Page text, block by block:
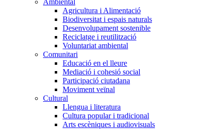
Ambiental
Agricultura i Alimentació
Biodiversitat i espais naturals
Desenvolupament sostenible
Reciclatge i reutilització
Voluntariat ambiental
Comunitari
Educació en el lleure
Mediació i cohesió social
Participació ciutadana
Moviment veïnal
Cultural
Llengua i literatura
Cultura popular i tradicional
Arts escèniques i audiovisuals